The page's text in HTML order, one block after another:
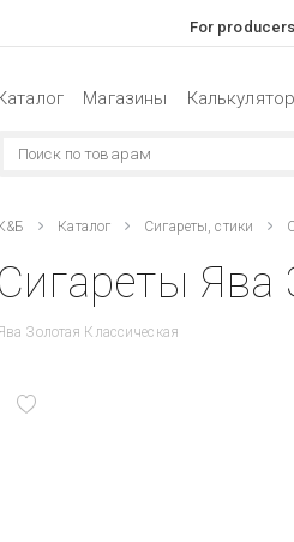
For producers
Магазины Калькулятор
Каталог Сигареты, стики
Сигареты Ява
Золотая Классическая